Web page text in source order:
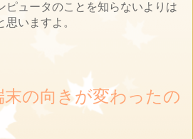
ピュータのことを知らないよりは
いますよ。
の向きが変わったの